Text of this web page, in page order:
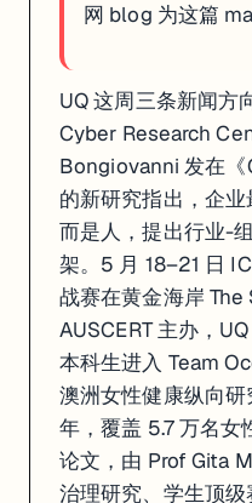
网 blog 为这篇
UQ 这周三条新闻方
Cyber Research
Bongiovanni 发在《
的新研究指出，企
而是人，提出行业-
架。5 月 18–21 日
战赛在黄金海岸 The
AUSCERT 主办，
本科生进入 Team
澳洲女性健康纵向
年，覆盖 5.7 万名
论文，由 Prof Gita
治理研究、学生顶